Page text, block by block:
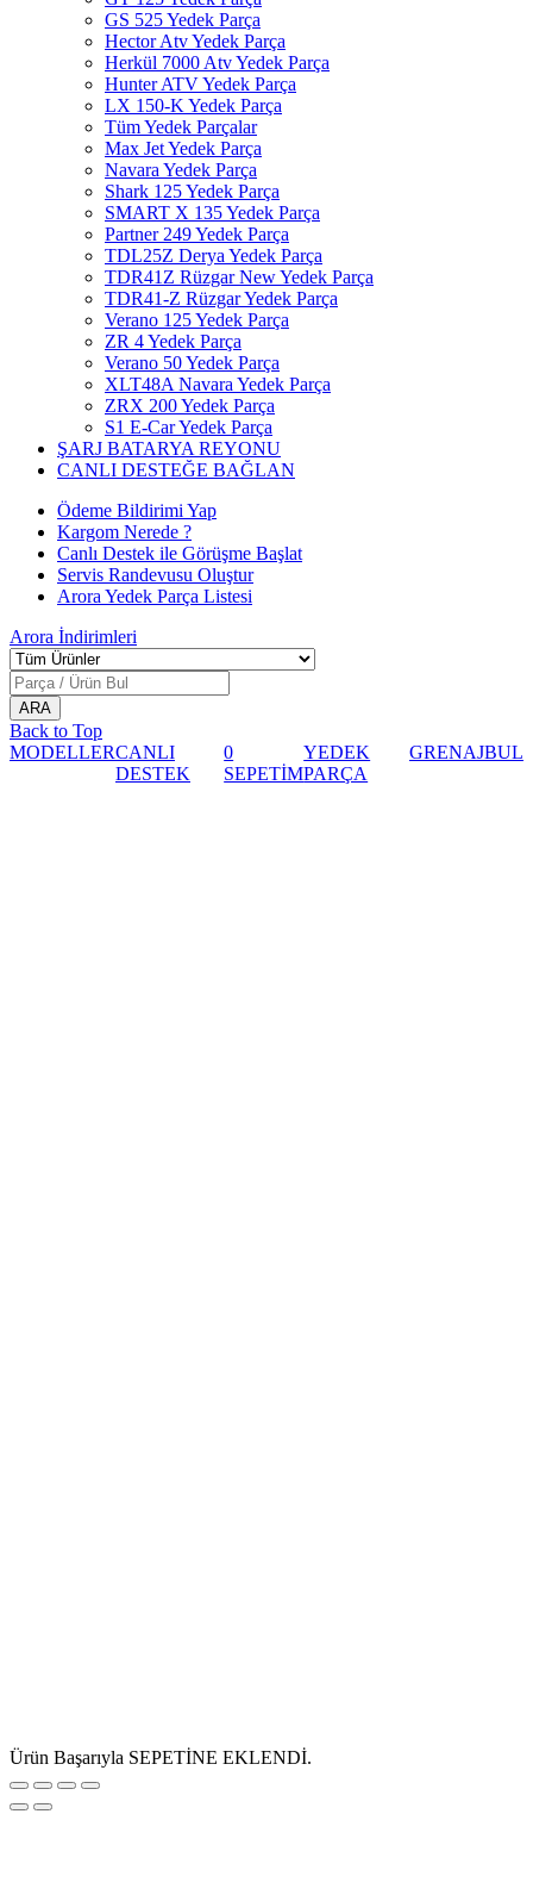
GS 525 Yedek Parça
Hector Atv Yedek Parça
Herkül 7000 Atv Yedek Parça
Hunter ATV Yedek Parça
LX 150-K Yedek Parça
Tüm Yedek Parçalar
Max Jet Yedek Parça
Navara Yedek Parça
Shark 125 Yedek Parça
SMART X 135 Yedek Parça
Partner 249 Yedek Parça
TDL25Z Derya Yedek Parça
TDR41Z Rüzgar New Yedek Parça
TDR41-Z Rüzgar Yedek Parça
Verano 125 Yedek Parça
ZR 4 Yedek Parça
Verano 50 Yedek Parça
XLT48A Navara Yedek Parça
ZRX 200 Yedek Parça
S1 E-Car Yedek Parça
ŞARJ BATARYA REYONU
CANLI DESTEĞE BAĞLAN
Ödeme Bildirimi Yap
Kargom Nerede ?
Canlı Destek ile Görüşme Başlat
Servis Randevusu Oluştur
Arora Yedek Parça Listesi
Arora İndirimleri
Back to Top
MODELLERCANLI
DESTEK
0
SEPETİM
YEDEK
PARÇA
GRENAJBUL
Ürün Başarıyla SEPETİNE EKLENDİ.